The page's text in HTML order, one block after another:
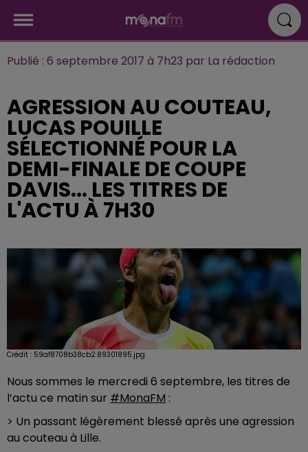
Publié : 6 septembre 2017 à 7h23 par La rédaction
AGRESSION AU COUTEAU,
LUCAS POUILLE
SÉLECTIONNÉ POUR LA
DEMI-FINALE DE COUPE
DAVIS... LES TITRES DE
L'ACTU À 7H30
Crédit : 59af8708b38cb2.89301895.jpg
Nous sommes le mercredi 6 septembre, les titres de
l’actu ce matin sur #MonaFM :
> Un passant légèrement blessé après une agression
au couteau à Lille.